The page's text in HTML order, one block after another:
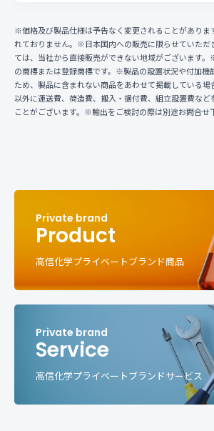
※価格及び製品仕様は予告なく変更されることがあり
れておりません。※日本国内への販売に限らせていただ
ては、当社から直接販売ができない地域がございます
の商標または登録商標です。※製品の設置状況や付加機
ため、製品に含まれない商品をあわせて掲載している
以外に運送費、荷造費、搬入・据付費、組立設置費など
ことがございます。※輸出をご検討の際は別途お問合せ
Product
高信化学プライベートブランド商品
Service
高信化学プライベートブランドサービス